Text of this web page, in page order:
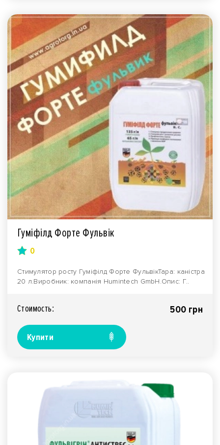
Гуміфілд Форте Фульвік
0
Стимулятор росту Гуміфілд Форте ФульвікТара: каністра
20 л.Виробник: компанія Humintech GmbH.Опис: Г..
Стоимость: 500 грн
Купити